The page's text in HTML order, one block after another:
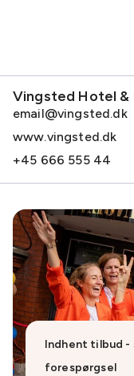
Vingsted Hotel
email@vingsted.dk
www.vingsted.dk
+45 666 555 44
Indhent tilbud -
forespørgsel